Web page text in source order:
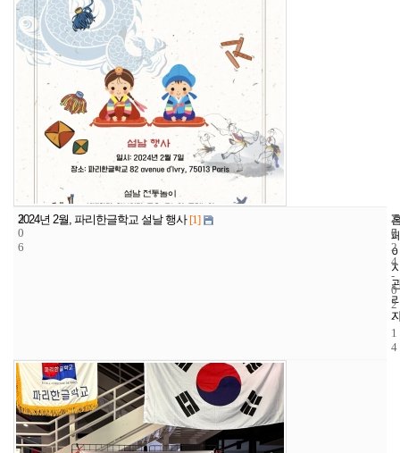
3
0
6
2024년 2월, 파리한글학교 설날 행사 [1]
2
7
2
0
2
4
-
0
2
-
1
4